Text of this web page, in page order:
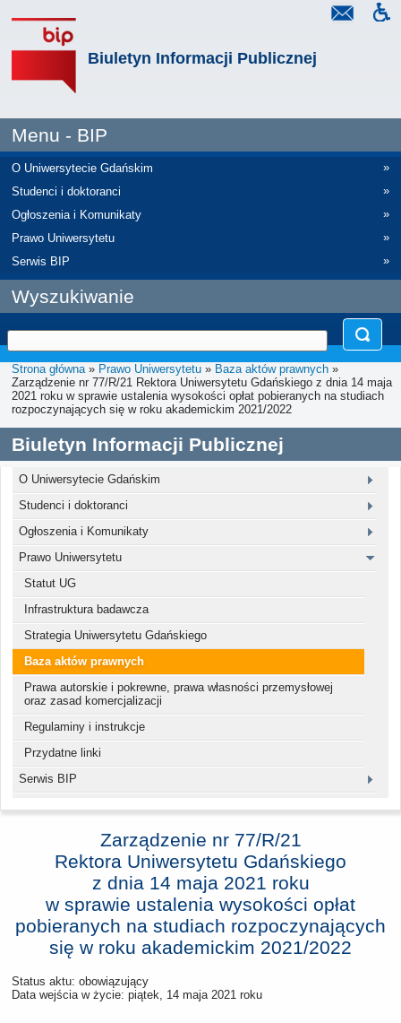
Biuletyn Informacji Publicznej
Menu - BIP
O Uniwersytecie Gdańskim
»
Studenci i doktoranci
»
Ogłoszenia i Komunikaty
»
Prawo Uniwersytetu
»
Serwis BIP
»
Wyszukiwanie
Strona główna» Prawo Uniwersytetu » Baza aktów prawnych »
Zarządzenie nr 77/R/21 Rektora Uniwersytetu Gdańskiego z dnia 14 maja
2021 roku w sprawie ustalenia wysokości opłat pobieranych na studiach
rozpoczynających się w roku akademickim 2021/2022
Biuletyn Informacji Publicznej
O Uniwersytecie Gdańskim
Studenci i doktoranci
Ogłoszenia i Komunikaty
Prawo Uniwersytetu
Statut UG
Infrastruktura badawcza
Strategia Uniwersytetu Gdańskiego
Baza aktów prawnych
Prawa autorskie i pokrewne, prawa własności przemysłowej
oraz zasad komercjalizacji
Regulaminy i instrukcje
Przydatne linki
Serwis BIP
Zarządzenie nr 77/R/21
Rektora Uniwersytetu Gdańskiego
z dnia 14 maja 2021 roku
w sprawie ustalenia wysokości opłat
pobieranych na studiach rozpoczynających
się w roku akademickim 2021/2022
Status aktu: obowiązujący
Data wejścia w życie: piątek, 14 maja 2021 roku